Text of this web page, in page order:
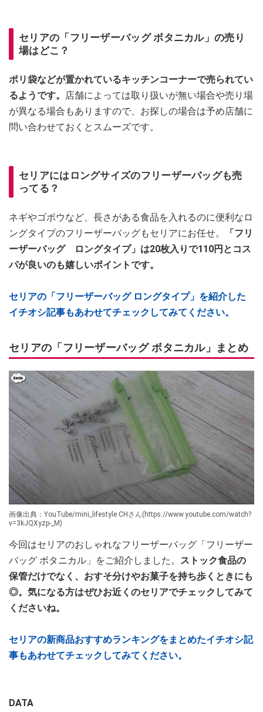
セリアの「フリーザーバッグ ボタニカル」の売り
場はどこ？
ポリ袋などが置かれているキッチンコーナーで売られてい
るようです。
店舗によっては取り扱いが無い場合や売り場
が異なる場合もありますので、お探しの場合は予め店舗に
問い合わせておくとスムーズです。
セリアにはロングサイズのフリーザーバッグも売
ってる？
ネギやゴボウなど、長さがある食品を入れるのに便利なロ
ングタイプのフリーザーバッグもセリアにお任せ。
「フリ
ーザーバッグ ロングタイプ」は20枚入りで110円とコス
パが良いのも嬉しいポイントです。
セリアの「フリーザーバッグ ロングタイプ」を紹介した
イチオシ記事もあわせてチェックしてみてください。
セリアの「フリーザーバッグ ボタニカル」まとめ
画像出典：YouTube/mini_lifestyle CHさん(https://www.youtube.com/watch?
v=3kJQXyzp-_M)
今回はセリアのおしゃれなフリーザーバッグ「フリーザー
バッグ ボタニカル」をご紹介しました。 ストック食品の
保管だけでなく、おすそ分けやお菓子を持ち歩くときにも
◎。気になる方はぜひお近くのセリアでチェックしてみて
くださいね。
セリアの新商品おすすめランキングをまとめたイチオシ記
事もあわせてチェックしてみてください。
DATA